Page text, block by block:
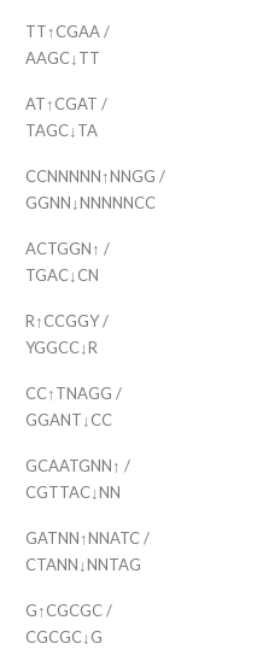
TT↑CGAA /
AAGC↓TT
AT↑CGAT /
TAGC↓TA
CCNNNNN↑NNGG /
GGNN↓NNNNNCC
ACTGGN↑ /
TGAC↓CN
R↑CCGGY /
YGGCC↓R
CC↑TNAGG /
GGANT↓CC
GCAATGNN↑ /
CGTTAC↓NN
GATNN↑NNATC /
CTANN↓NNTAG
G↑CGCGC /
CGCGC↓G